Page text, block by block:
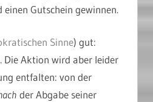
Gutschein gewinnen.
Sinne) gut:
Die Aktion wird aber leider
entfalten: von der
der Abgabe seiner